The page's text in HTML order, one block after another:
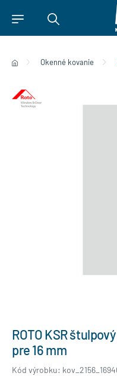
Okenné kovanie
ROTO KSR
pre 16 mm
Kód výrobku: